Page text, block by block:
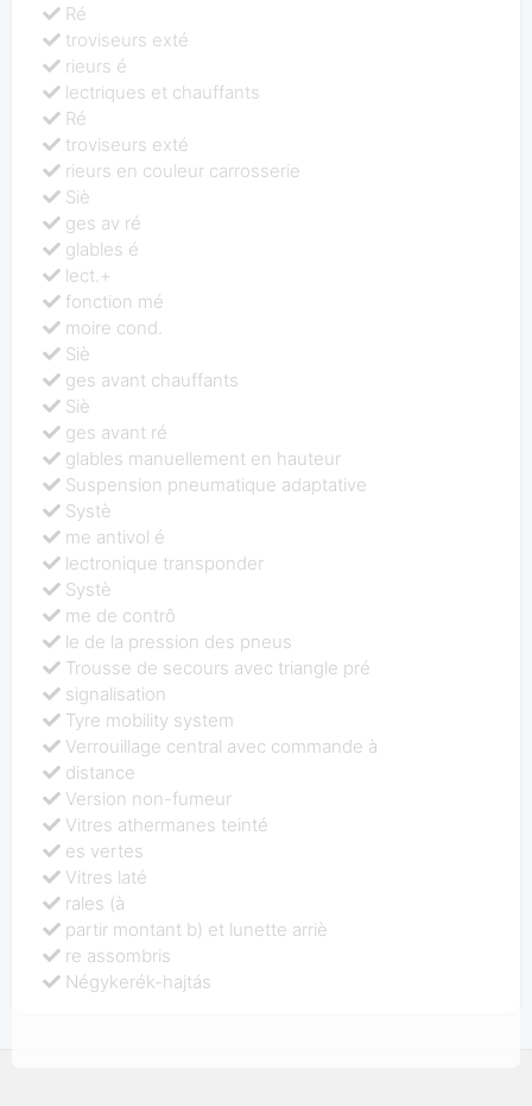
Ré
troviseurs exté
rieurs é
lectriques et chauffants
Ré
troviseurs exté
rieurs en couleur carrosserie
Siè
ges av ré
glables é
lect.+
fonction mé
moire cond.
Siè
ges avant chauffants
Siè
ges avant ré
glables manuellement en hauteur
Suspension pneumatique adaptative
Systè
me antivol é
lectronique transponder
Systè
me de contrô
le de la pression des pneus
Trousse de secours avec triangle pré
signalisation
Tyre mobility system
Verrouillage central avec commande à
distance
Version non-fumeur
Vitres athermanes teinté
es vertes
Vitres laté
rales (à
partir montant b) et lunette arriè
re assombris
Négykerék-hajtás